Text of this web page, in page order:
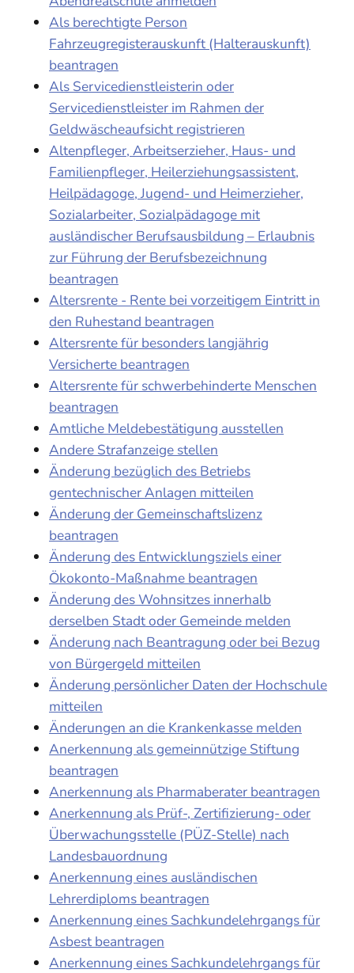
Als berechtigte Person
Fahrzeugregisterauskunft (Halterauskunft)
beantragen
Als Servicedienstleisterin oder
Servicedienstleister im Rahmen der
Geldwäscheaufsicht registrieren
Altenpfleger, Arbeitserzieher, Haus- und
Familienpfleger, Heilerziehungsassistent,
Heilpädagoge, Jugend- und Heimerzieher,
Sozialarbeiter, Sozialpädagoge mit
ausländischer Berufsausbildung – Erlaubnis
zur Führung der Berufsbezeichnung
beantragen
Altersrente - Rente bei vorzeitigem Eintritt in
den Ruhestand beantragen
Altersrente für besonders langjährig
Versicherte beantragen
Altersrente für schwerbehinderte Menschen
beantragen
Amtliche Meldebestätigung ausstellen
Andere Strafanzeige stellen
Änderung bezüglich des Betriebs
gentechnischer Anlagen mitteilen
Änderung der Gemeinschaftslizenz
beantragen
Änderung des Entwicklungsziels einer
Ökokonto-Maßnahme beantragen
Änderung des Wohnsitzes innerhalb
derselben Stadt oder Gemeinde melden
Änderung nach Beantragung oder bei Bezug
von Bürgergeld mitteilen
Änderung persönlicher Daten der Hochschule
mitteilen
Änderungen an die Krankenkasse melden
Anerkennung als gemeinnützige Stiftung
beantragen
Anerkennung als Pharmaberater beantragen
Anerkennung als Prüf-, Zertifizierung- oder
Überwachungsstelle (PÜZ-Stelle) nach
Landesbauordnung
Anerkennung eines ausländischen
Lehrerdiploms beantragen
Anerkennung eines Sachkundelehrgangs für
Asbest beantragen
Anerkennung eines Sachkundelehrgangs für